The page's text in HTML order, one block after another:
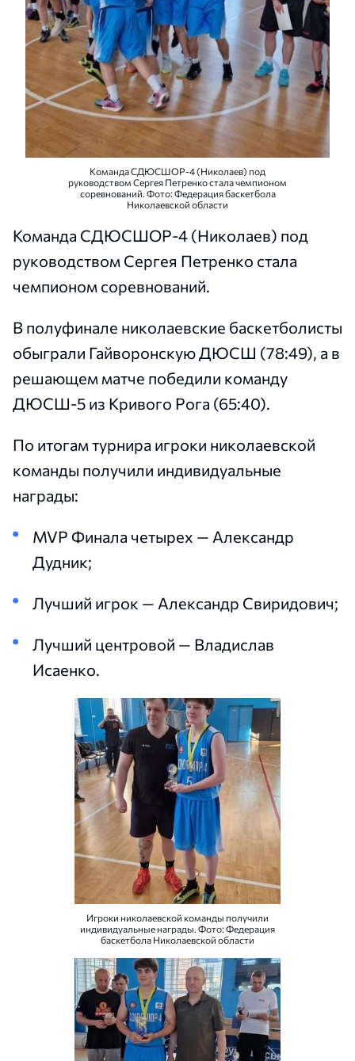
Команда СДЮСШОР-4 (Николаев) под
руководством Сергея Петренко стала чемпионом
соревнований. Фото: Федерация баскетбола
Николаевской области
Команда СДЮСШОР-4 (Николаев) под
руководством Сергея Петренко стала
чемпионом соревнований.
В полуфинале николаевские баскетболисты
обыграли Гайворонскую ДЮСШ (78:49), а в
решающем матче победили команду
ДЮСШ-5 из Кривого Рога (65:40).
По итогам турнира игроки николаевской
команды получили индивидуальные
награды:
MVP Финала четырех — Александр
Дудник;
Лучший игрок — Александр Свиридович;
Лучший центровой — Владислав
Исаенко.
Игроки николаевской команды получили
индивидуальные награды. Фото: Федерация
баскетбола Николаевской области